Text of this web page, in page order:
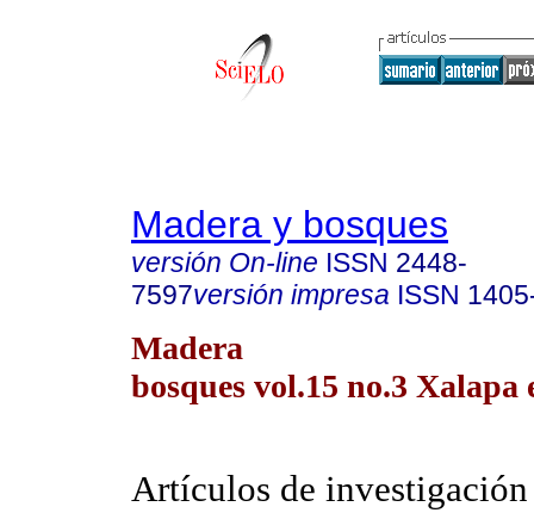
Madera y bosques
versión On-line ISSN 2448-
7597versión impresa ISSN
Madera
bosques vol.15 no.3 Xalapa
Artículos de investigación